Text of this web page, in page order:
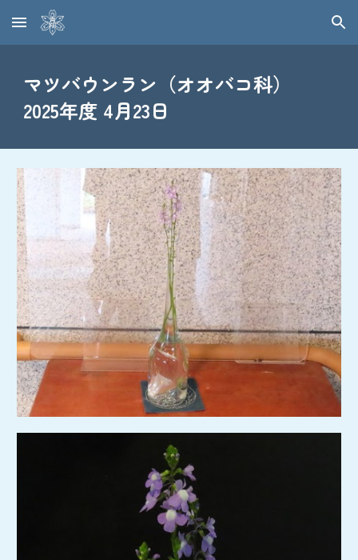
Skip to main content Skip to navigation
マツバウンラン（オオバコ科）
2025年度 4月23日